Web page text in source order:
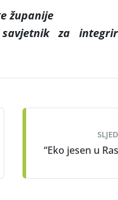
županije
za
“Eko jesen u